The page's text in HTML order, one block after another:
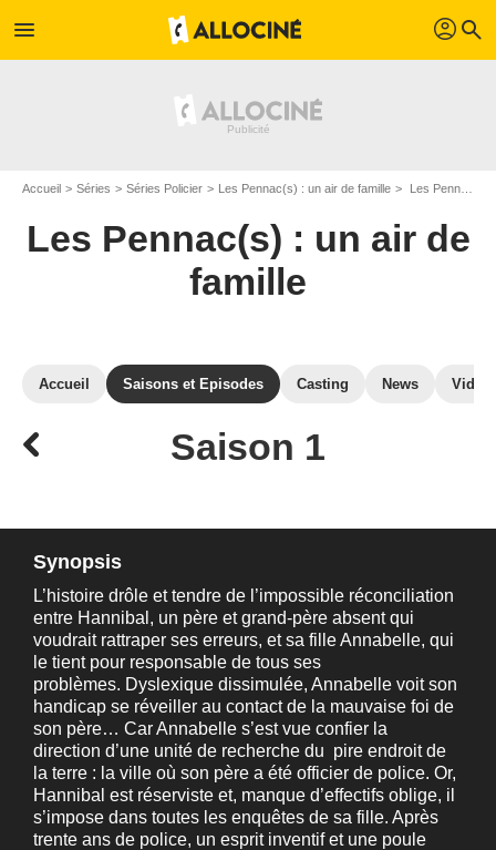
menu profil search
Accueil Séries Séries Policier Les Pennac(s) : un air de famille Les Pennac(s) : un air de famille : Episodes de la saison 1
Les Pennac(s) : un air de
famille
Accueil Saisons et Episodes Casting News
Saison 1
Synopsis
L’histoire drôle et tendre de l’impossible réconciliation
entre Hannibal, un père et grand-père absent qui
voudrait rattraper ses erreurs, et sa fille Annabelle, qui
le tient pour responsable de tous ses
problèmes. Dyslexique dissimulée, Annabelle voit son
handicap se réveiller au contact de la mauvaise foi de
son père… Car Annabelle s’est vue confier la
direction d’une unité de recherche du pire endroit de
la terre : la ville où son père a été officier de police. Or,
Hannibal est réserviste et, manque d’effectifs oblige, il
s’impose dans toutes les enquêtes de sa fille. Après
trente ans de police, un esprit inventif et une poule